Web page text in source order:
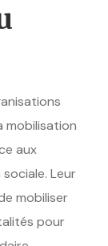
mobilisation
aux
Leur
mobiliser
pour